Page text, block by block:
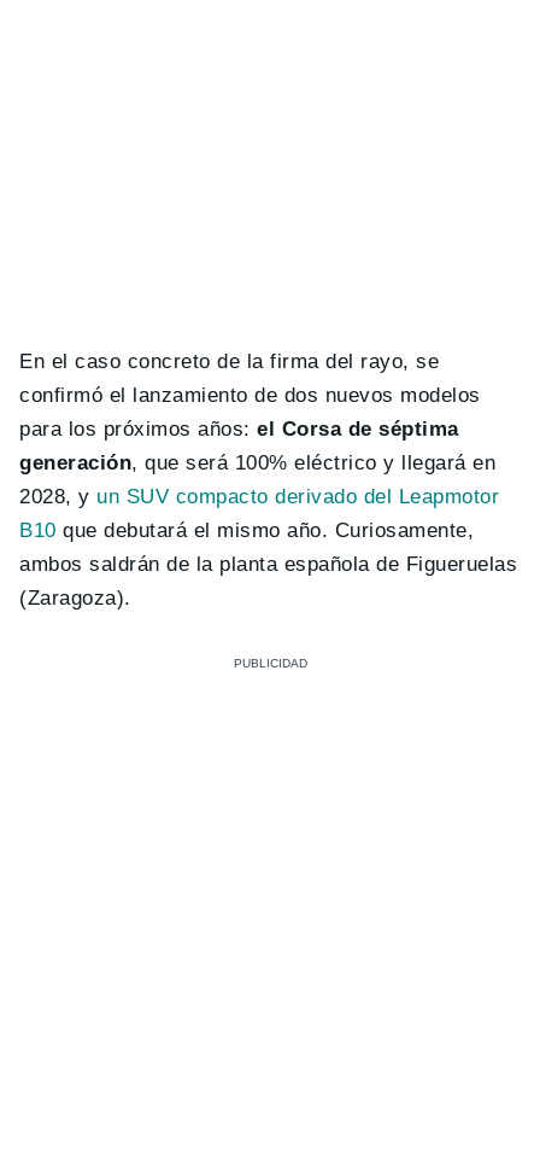
En el caso concreto de la firma del rayo, se
confirmó el lanzamiento de dos nuevos modelos
para los próximos años:el Corsa de séptima
generación, que será 100% eléctrico y llegará en
2028, y un SUV compacto derivado del Leapmotor
B10 que debutará el mismo año. Curiosamente,
ambos saldrán de la planta española de Figueruelas
(Zaragoza).